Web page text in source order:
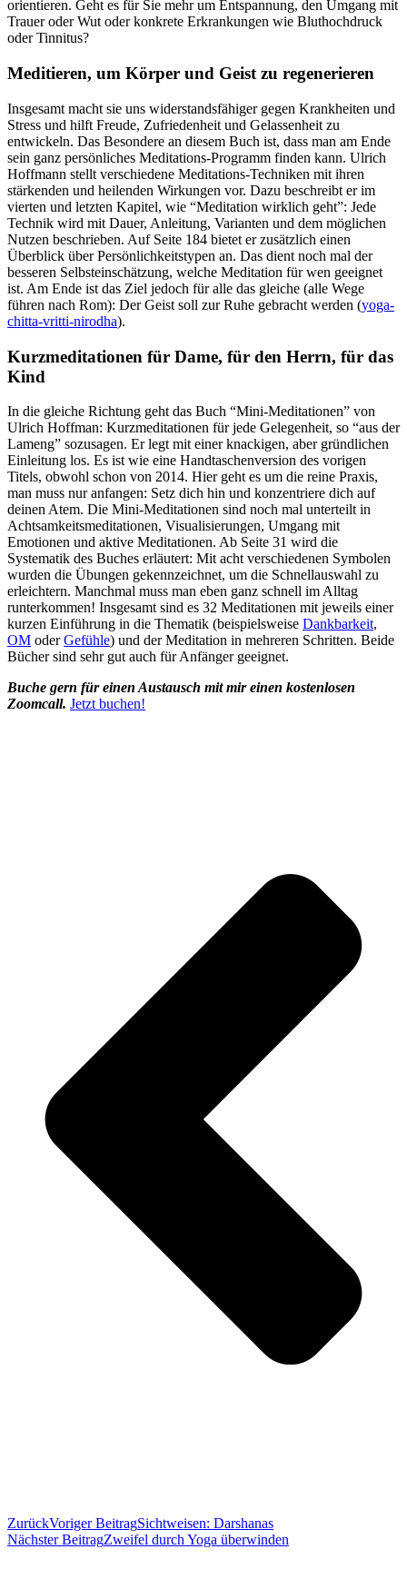
orientieren. Geht es für Sie mehr um Entspannung, den Umgang mit
Trauer oder Wut oder konkrete Erkrankungen wie Bluthochdruck
oder Tinnitus?
Meditieren, um Körper und Geist zu regenerieren
Insgesamt macht sie uns widerstandsfähiger gegen Krankheiten und
Stress und hilft Freude, Zufriedenheit und Gelassenheit zu
entwickeln. Das Besondere an diesem Buch ist, dass man am Ende
sein ganz persönliches Meditations-Programm finden kann. Ulrich
Hoffmann stellt verschiedene Meditations-Techniken mit ihren
stärkenden und heilenden Wirkungen vor. Dazu beschreibt er im
vierten und letzten Kapitel, wie “Meditation wirklich geht”: Jede
Technik wird mit Dauer, Anleitung, Varianten und dem möglichen
Nutzen beschrieben. Auf Seite 184 bietet er zusätzlich einen
Überblick über Persönlichkeitstypen an. Das dient noch mal der
besseren Selbsteinschätzung, welche Meditation für wen geeignet
ist. Am Ende ist das Ziel jedoch für alle das gleiche (alle Wege
führen nach Rom): Der Geist soll zur Ruhe gebracht werden (yoga-
chitta-vritti-nirodha).
Kurzmeditationen für Dame, für den Herrn, für das
Kind
In die gleiche Richtung geht das Buch “Mini-Meditationen” von
Ulrich Hoffman: Kurzmeditationen für jede Gelegenheit, so “aus der
Lameng” sozusagen. Er legt mit einer knackigen, aber gründlichen
Einleitung los. Es ist wie eine Handtaschenversion des vorigen
Titels, obwohl schon von 2014. Hier geht es um die reine Praxis,
man muss nur anfangen: Setz dich hin und konzentriere dich auf
deinen Atem. Die Mini-Meditationen sind noch mal unterteilt in
Achtsamkeitsmeditationen, Visualisierungen, Umgang mit
Emotionen und aktive Meditationen. Ab Seite 31 wird die
Systematik des Buches erläutert: Mit acht verschiedenen Symbolen
wurden die Übungen gekennzeichnet, um die Schnellauswahl zu
erleichtern. Manchmal muss man eben ganz schnell im Alltag
runterkommen! Insgesamt sind es 32 Meditationen mit jeweils einer
kurzen Einführung in die Thematik (beispielsweise Dankbarkeit,
OM oderGefühle) und der Meditation in mehreren Schritten. Beide
Bücher sind sehr gut auch für Anfänger geeignet.
Buche gern für einen Austausch mit mir einen kostenlosen
Zoomcall. Jetzt buchen!
ZurückVoriger BeitragSichtweisen: Darshanas
Nächster BeitragZweifel durch Yoga überwinden